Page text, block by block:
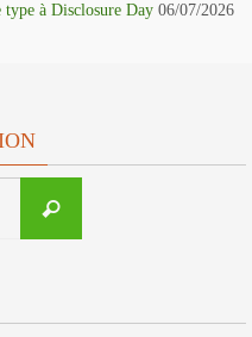
type à Disclosure Day 06/07/2026
Recherche